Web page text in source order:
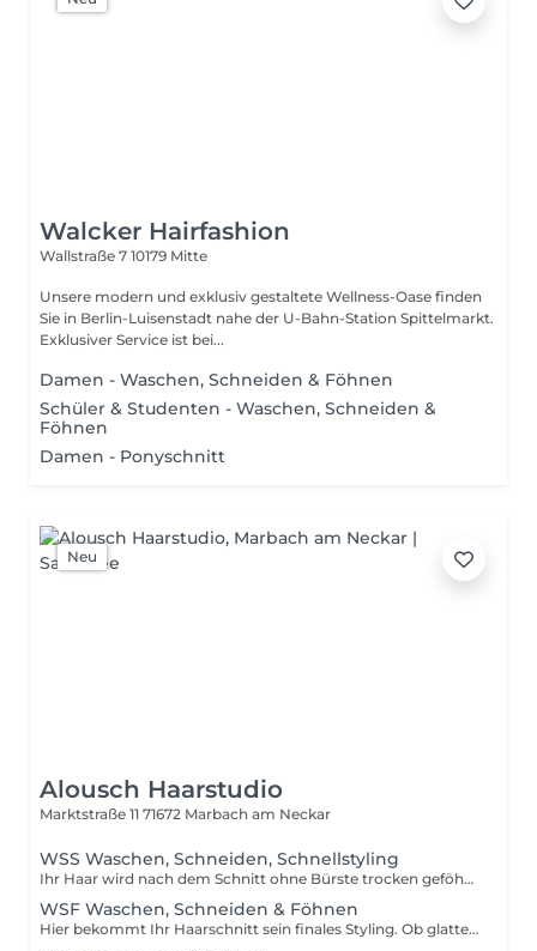
Walcker Hairfashion
Wallstraße 7 10179 Mitte
Unsere modern und exklusiv gestaltete Wellness-Oase finden
Sie in Berlin-Luisenstadt nahe der U-Bahn-Station Spittelmarkt.
Exklusiver Service ist bei...
Damen - Waschen, Schneiden & Föhnen
Schüler & Studenten - Waschen, Schneiden &
Föhnen
Damen - Ponyschnitt
Neu
Alousch Haarstudio
Marktstraße 11 71672 Marbach am Neckar
WSS Waschen, Schneiden, Schnellstyling
Ihr Haar wird nach dem Schnitt ohne Bürste trocken geföhnt. Dies eignet sich besonders, wenn Sie Ihr Haar zuhause gerne selbst stylen und einen natürlichen Abschluss wünschen. Kurz = bis Ohrlänge Mittel = bis Schulter Lang = unterhalb der Schulter Extra lang/dicht = höherer Materialaufwand
WSF Waschen, Schneiden & Föhnen
Hier bekommt Ihr Haarschnitt sein finales Styling. Ob glatter Look, mehr Volumen oder ein klassischer Blowout: Wir zeigen Ihrem Haar, was möglich ist. Die benötigte Zeit richtet sich nach Ihrer Haarlänge. Kurz = bis Ohrlänge Mittel = bis Schulter Lang = unterhalb der Schulter Extra lang/dicht = höherer Materialaufwand